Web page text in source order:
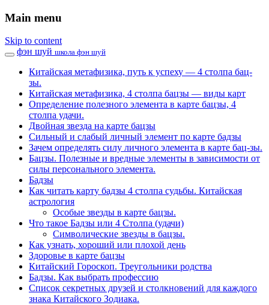
Main menu
Skip to content
фэн шуй школа фэн шуй
Китайская метафизика, путь к успеху — 4 столпа бац-
зы.
Китайская метафизика, 4 столпа бацзы — виды карт
Определение полезного элемента в карте бацзы, 4
столпа удачи.
Двойная звезда на карте бацзы
Сильный и слабый личный элемент по карте бадзы
Зачем определять силу личного элемента в карте бац-зы.
Бацзы. Полезные и вредные элементы в зависимости от
силы персонального элемента.
Бадзы
Как читать карту бадзы 4 столпа судьбы. Китайская
астрология
Особые звезды в карте бацзы.
Что такое Бадзы или 4 Столпа (удачи)
Символические звезды в бацзы.
Как узнать, хороший или плохой день
Здоровье в карте бацзы
Китайский Гороскоп. Треугольники родства
Бадзы. Как выбрать профессию
Список секретных друзей и cтолкновений для каждого
знака Китайского Зодиака.